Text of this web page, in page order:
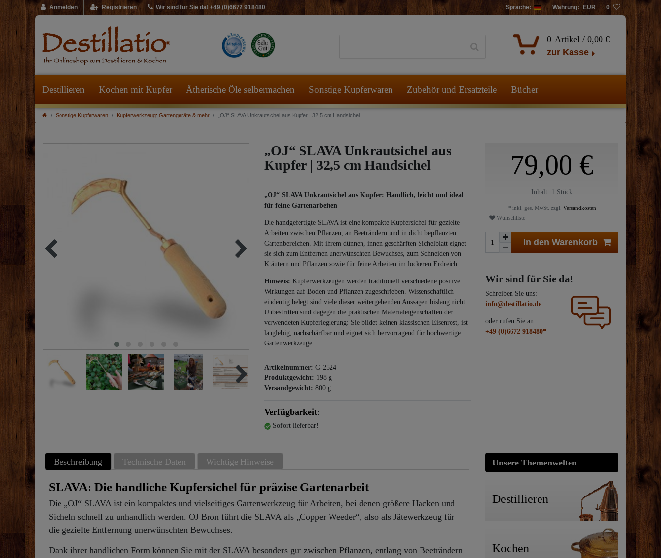
Anmelden Registrieren Wir sind für Sie da! +49 (0)6672 918480 Sprache: Währung: EUR 0
0 Artikel / 0,00 €
zur Kasse
Destillieren Kochen mit Kupfer Ätherische Öle selbermachen Sonstige Kupferwaren Zubehör und Ersatzteile Bücher
Sonstige Kupferwaren Kupferwerkzeug: Gartengeräte & mehr „OJ“ SLAVA Unkrautsichel aus Kupfer | 32,5 cm Handsichel
„OJ“ SLAVA Unkrautsichel aus
Kupfer | 32,5 cm Handsichel
„OJ“ SLAVA Unkrautsichel aus Kupfer: Handlich, leicht und ideal
für feine Gartenarbeiten
Die handgefertigte SLAVA ist eine kompakte Kupfersichel für gezielte
Arbeiten zwischen Pflanzen, an Beeträndern und in dicht bepflanzten
Gartenbereichen. Mit ihrem dünnen, innen geschärften Sichelblatt eignet
sie sich zum Entfernen unerwünschten Bewuchses, zum Schneiden von
Kräutern und Pflanzen sowie für feine Arbeiten im lockeren Erdreich.
Hinweis: Kupferwerkzeugen werden traditionell verschiedene positive
Wirkungen auf Boden und Pflanzen zugeschrieben. Wissenschaftlich
eindeutig belegt sind viele dieser weitergehenden Aussagen bislang nicht.
Unbestritten sind dagegen die praktischen Materialeigenschaften der
verwendeten Kupferlegierung: Sie bildet keinen klassischen Eisenrost, ist
langlebig, nachschärfbar und eignet sich hervorragend für hochwertige
Gartenwerkzeuge.
Artikelnummer: G-2524
Produktgewicht: 198 g
Versandgewicht: 800 g
Verfügbarkeit:
Sofort lieferbar!
79,00 €
Inhalt: 1 Stück
* inkl. ges. MwSt. zzgl. Versandkosten
Wunschliste
In den Warenkorb
Wir sind für Sie da!
Schreiben Sie uns:
info@destillatio.de
oder rufen Sie an:
+49 (0)6672 918480*
Beschreibung Technische Daten Wichtige Hinweise
SLAVA: Die handliche Kupfersichel für präzise Gartenarbeit
Die „OJ“ SLAVA ist ein kompaktes und vielseitiges Gartenwerkzeug für Arbeiten, bei denen größere Hacken und
Sicheln schnell zu unhandlich werden. OJ Bron führt die SLAVA als „Copper Weeder“, also als Jätewerkzeug für
die gezielte Entfernung unerwünschten Bewuchses.
Dank ihrer handlichen Form können Sie mit der SLAVA besonders gut zwischen Pflanzen, entlang von Beeträndern
Unsere Themenwelten
Destillieren
Kochen